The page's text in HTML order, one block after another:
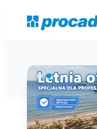
Oprogramowanie